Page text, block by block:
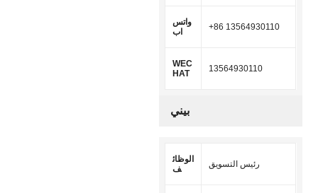
واتس
اب
+86 13564930110
WEC
HAT
13564930110
بيني
الوظائ
ف
رئيس التسويق